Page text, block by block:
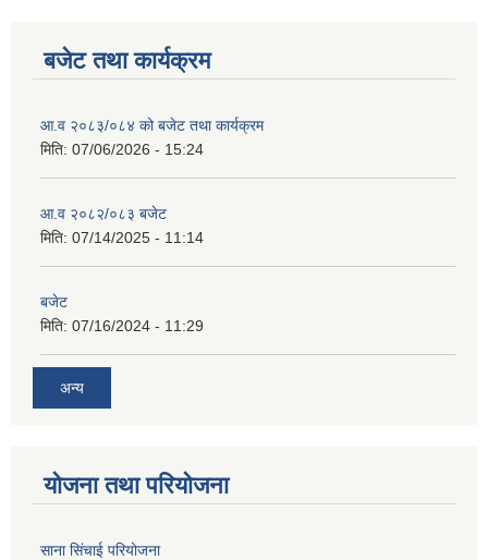
बजेट तथा कार्यक्रम
आ.व २०८३/०८४ को बजेट तथा कार्यक्रम
मिति: 07/06/2026 - 15:24
आ.व २०८२/०८३ बजेट
मिति: 07/14/2025 - 11:14
बजेट
मिति: 07/16/2024 - 11:29
अन्य
योजना तथा परियोजना
साना सिंचाई परियोजना